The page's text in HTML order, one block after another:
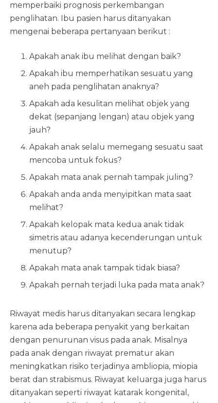
memperbaiki prognosis perkembangan
penglihatan. Ibu pasien harus ditanyakan
mengenai beberapa pertanyaan berikut :
Apakah anak ibu melihat dengan baik?
Apakah ibu memperhatikan sesuatu yang
aneh pada penglihatan anaknya?
Apakah ada kesulitan melihat objek yang
dekat (sepanjang lengan) atau objek yang
jauh?
Apakah anak selalu memegang sesuatu saat
mencoba untuk fokus?
Apakah mata anak pernah tampak juling?
Apakah anda anda menyipitkan mata saat
melihat?
Apakah kelopak mata kedua anak tidak
simetris atau adanya kecenderungan untuk
menutup?
Apakah mata anak tampak tidak biasa?
Apakah pernah terjadi luka pada mata anak?
Riwayat medis harus ditanyakan secara lengkap
karena ada beberapa penyakit yang berkaitan
dengan penurunan visus pada anak. Misalnya
pada anak dengan riwayat prematur akan
meningkatkan risiko terjadinya ambliopia, miopia
berat dan strabismus. Riwayat keluarga juga harus
ditanyakan seperti riwayat katarak kongenital,